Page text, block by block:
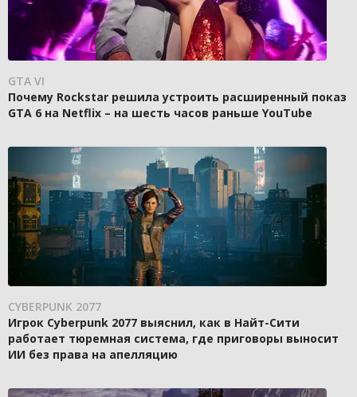
GTA VI
Почему Rockstar решила устроить расширенный показ
GTA 6 на Netflix – на шесть часов раньше YouTube
CYBERPUNK 2077
Игрок Cyberpunk 2077 выяснил, как в Найт-Сити
работает тюремная система, где приговоры выносит
ИИ без права на апелляцию